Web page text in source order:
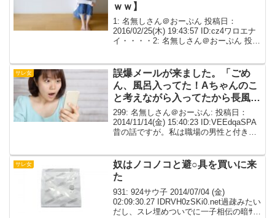
ｗｗ】
1: 名無しさん＠おーぷん 投稿日：
2016/02/25(木) 19:43:57 ID:cz4ワロエナ
イ・・・・2: 名無しさん＠おーぷん 投稿
サレ女
誤爆メールが来ました。「ごめ
ん、風呂入ってた！Aちゃんのこ
と考えながら入ってたから長風呂
になった（汗の絵文字）」
299: 名無しさん＠おーぷん: 投稿日：
2014/11/14(金) 15:40:23 ID:VEEdqaSPA
昔の話ですが。私は職場の男性と付き合
敷地内同居することが...
サレ女
奴はノコノコと避○具を買いに来
た
931: 924サウ子 2014/07/04 (金)
02:09:30.27 IDRVH0zSKi0.net過疎みたい
だし、スレ埋めついでに一子相伝の暗ｻﾂ